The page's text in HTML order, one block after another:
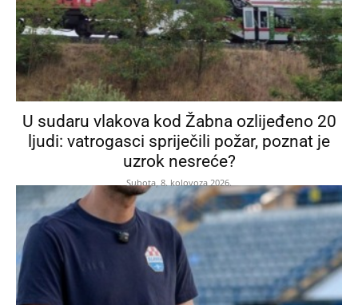
U sudaru vlakova kod Žabna ozlijeđeno 20
ljudi: vatrogasci spriječili požar, poznat je
uzrok nesreće?
Subota, 8. kolovoza 2026.